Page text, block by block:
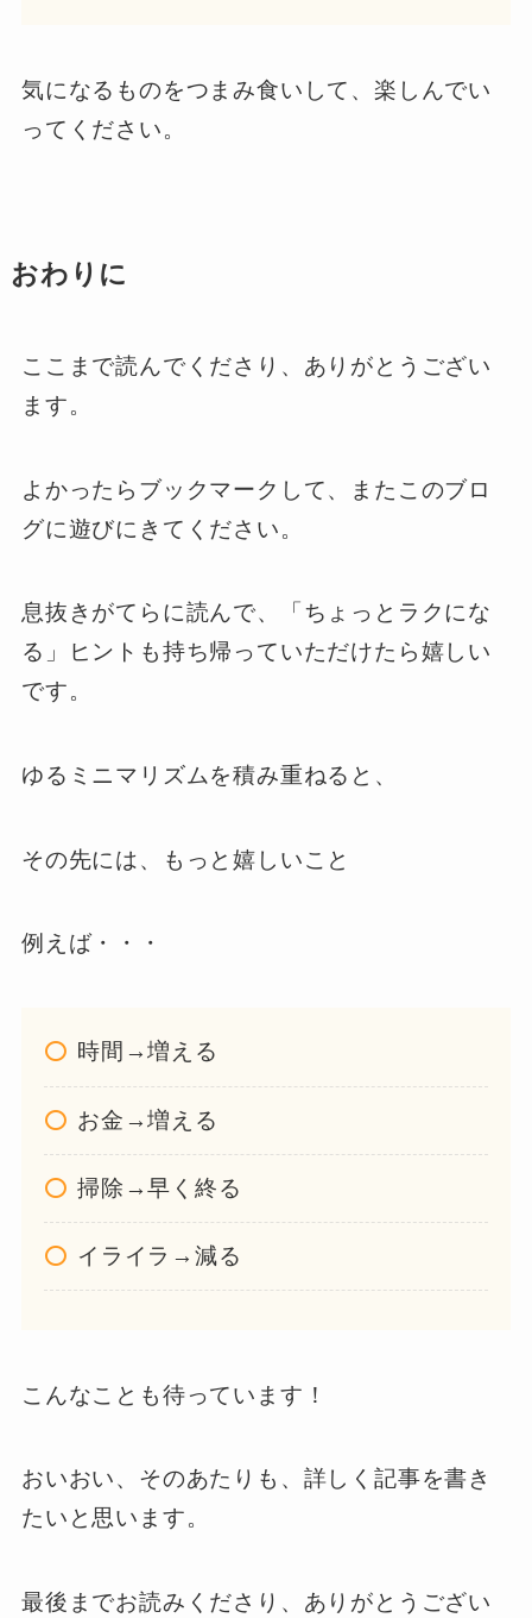
気になるものをつまみ食いして、楽しんでい
ってください。
おわりに
ここまで読んでくださり、ありがとうござい
ます。
よかったらブックマークして、またこのブロ
グに遊びにきてください。
息抜きがてらに読んで、「ちょっとラクにな
る」ヒントも持ち帰っていただけたら嬉しい
です。
ゆるミニマリズムを積み重ねると、
その先には、もっと嬉しいこと
例えば・・・
時間→増える
お金→増える
掃除→早く終る
イライラ→減る
こんなことも待っています！
おいおい、そのあたりも、詳しく記事を書き
たいと思います。
最後までお読みくださり、ありがとうござい